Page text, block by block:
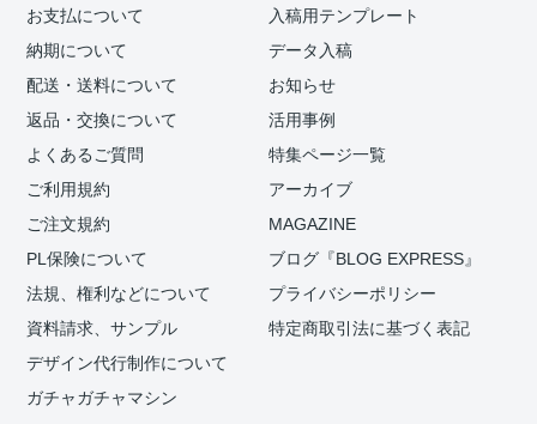
お支払について
納期について
配送・送料について
返品・交換について
よくあるご質問
ご利用規約
ご注文規約
PL保険について
法規、権利などについて
資料請求、サンプル
デザイン代行制作について
ガチャガチャマシン
入稿用テンプレート
データ入稿
お知らせ
活用事例
特集ページ一覧
アーカイブ
MAGAZINE
ブログ『BLOG EXPRESS』
プライバシーポリシー
特定商取引法に基づく表記